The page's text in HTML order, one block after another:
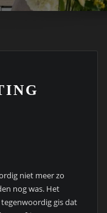
niet meer zo
nog was. Het
gis dat